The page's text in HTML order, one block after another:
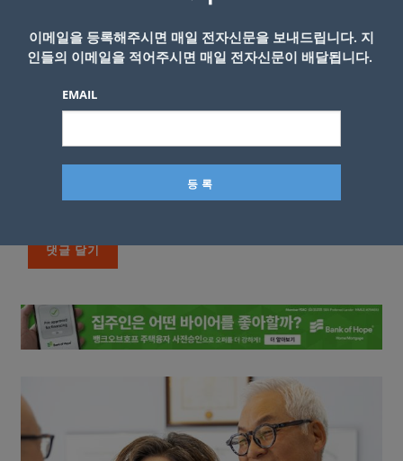
이메일을 등록해주시면 매일 전자신문을 보내드립니다. 지
인들의 이메일을 적어주시면 매일 전자신문이 배달됩니다.
EMAIL